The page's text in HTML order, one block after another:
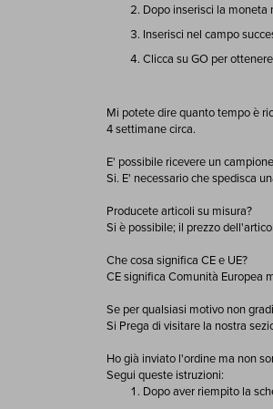
Dopo inserisci la moneta
Inserisci nel campo
Clicca su GO per
Mi potete dire quanto tempo è
4 settimane circa.
E' possibile ricevere un
Si. E' necessario che spedisca
Producete articoli su misura?
Si è possibile; il prezzo
Che cosa significa CE e UE?
CE significa Comunità Europea
Se per qualsiasi motivo non
Si Prega di visitare la nostra
Ho già inviato l'ordine ma non
Segui queste istruzioni:
Dopo aver riempito la